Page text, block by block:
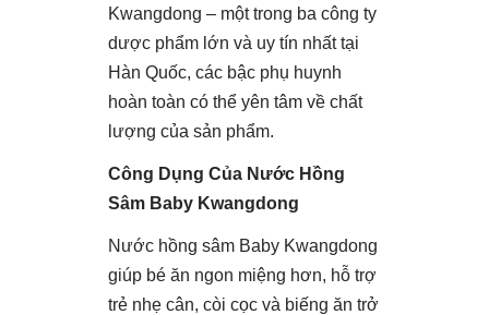
Kwangdong – một trong ba công ty
dược phẩm lớn và uy tín nhất tại
Hàn Quốc, các bậc phụ huynh
hoàn toàn có thể yên tâm về chất
lượng của sản phẩm.
Công Dụng Của Nước Hồng
Sâm Baby Kwangdong
Nước hồng sâm Baby Kwangdong
giúp bé ăn ngon miệng hơn, hỗ trợ
trẻ nhẹ cân, còi cọc và biếng ăn trở